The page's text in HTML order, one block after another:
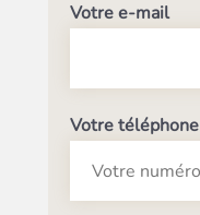
Votre e-mail
Votre téléphone